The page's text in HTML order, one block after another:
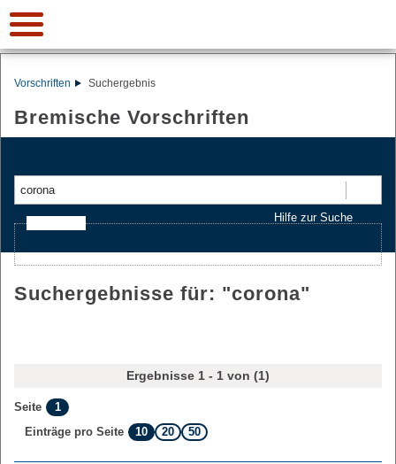
Vorschriften Suchergebnis
Bremische Vorschriften
Hilfe zur Suche
Suchergebnisse für: "corona"
Ergebnisse 1 - 1 von (1)
Seite
1
Einträge pro Seite
10 20 50